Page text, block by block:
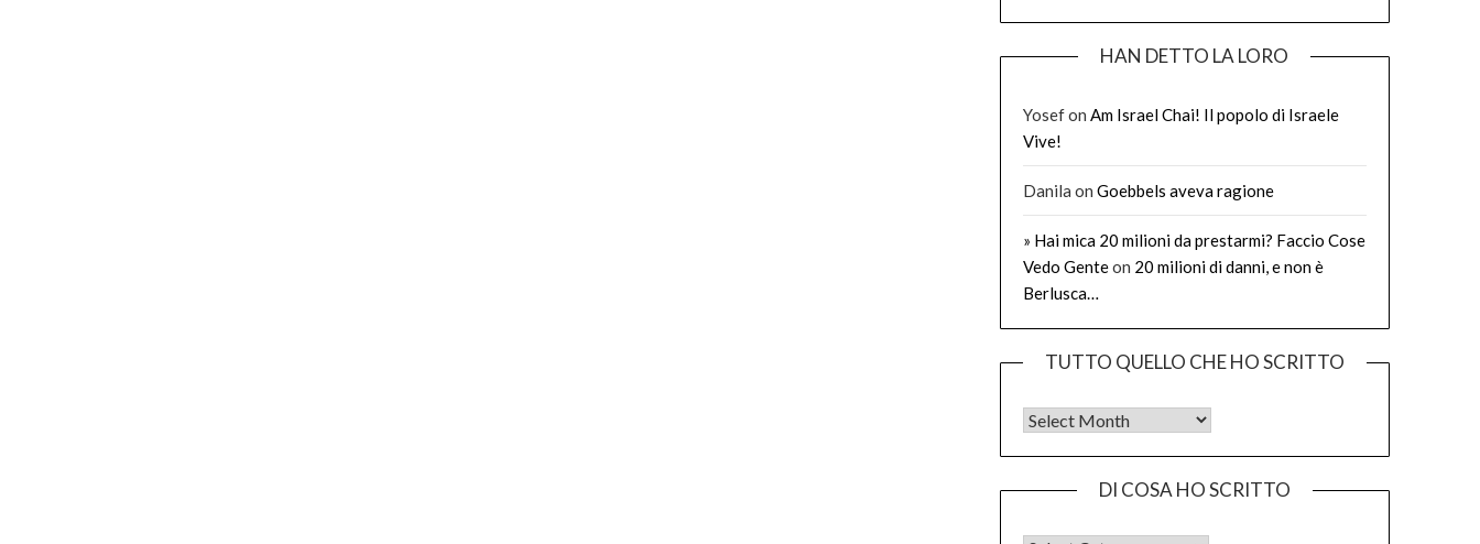
HAN DETTO LA LORO
Yosefon Am Israel Chai! Il popolo di Israele
Vive!
Danila on Goebbels aveva ragione
» Hai mica 20 milioni da prestarmi? Faccio Cose
Vedo Genteon 20 milioni di danni, e non è
Berlusca…
TUTTO QUELLO CHE HO SCRITTO
Tutto quello che ho scritto
DI COSA HO SCRITTO